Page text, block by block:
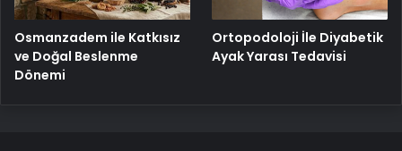
Osmanzadem ile Katkısız
ve Doğal Beslenme
Dönemi
Ortopodoloji İle Diyabetik
Ayak Yarası Tedavisi